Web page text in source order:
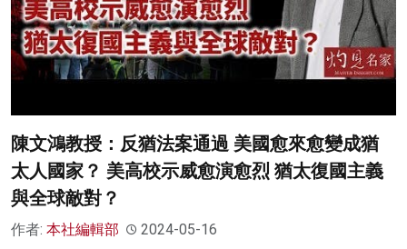
陳文鴻教授：反猶法案通過 美國愈來愈變成猶
太人國家？ 美高校示威愈演愈烈 猶太復國主義
與全球敵對？
作者: 本社編輯部 2024-05-16